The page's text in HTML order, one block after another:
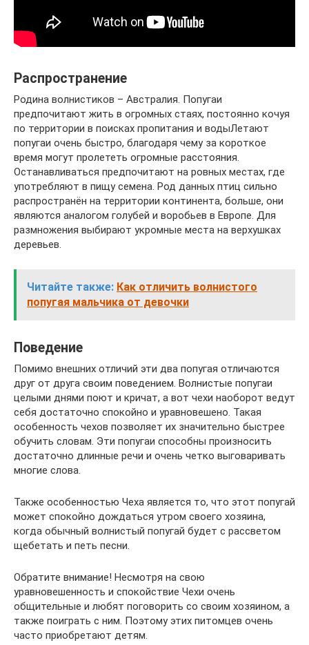
Распространение
Родина волнистиков – Австралия. Попугаи
предпочитают жить в огромных стаях, постоянно кочуя
по территории в поисках пропитания и водыЛетают
попугаи очень быстро, благодаря чему за короткое
время могут пролететь огромные расстояния.
Останавливаться предпочитают на ровных местах, где
употребляют в пищу семена. Род данных птиц сильно
распространён на территории континента, больше, они
являются аналогом голубей и воробьев в Европе. Для
размножения выбирают укромные места на верхушках
деревьев.
Читайте также: Как отличить волнистого
попугая мальчика от девочки
Поведение
Помимо внешних отличий эти два попугая отличаются
друг от друга своим поведением. Волнистые попугаи
целыми днями поют и кричат, а вот чехи наоборот ведут
себя достаточно спокойно и уравновешено. Такая
особенность чехов позволяет их значительно быстрее
обучить словам. Эти попугаи способны произносить
достаточно длинные речи и очень четко выговаривать
многие слова.
Также особенностью Чеха является то, что этот попугай
может спокойно дождаться утром своего хозяина,
когда обычный волнистый попугай будет с рассветом
щебетать и петь песни.
Обратите внимание! Несмотря на свою
уравновешенность и спокойствие Чехи очень
общительные и любят поговорить со своим хозяином, а
также поиграть с ним. Поэтому этих питомцев очень
часто приобретают детям.